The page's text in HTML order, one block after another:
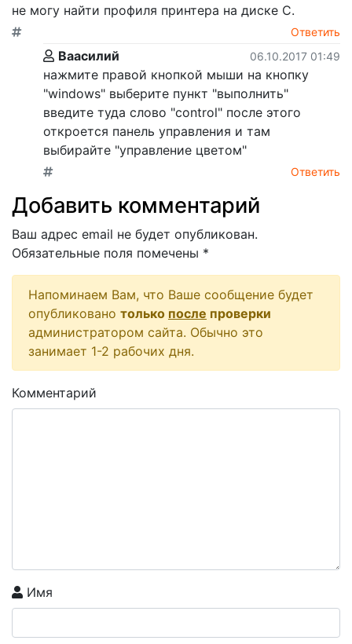
не могу найти профиля принтера на диске С.
Ответить
Ваасилий 06.10.2017 01:49
нажмите правой кнопкой мыши на кнопку
"windows" выберите пункт "выполнить"
введите туда слово "control" после этого
откроется панель управления и там
выбирайте "управление цветом"
Ответить
Добавить комментарий
Ваш адрес email не будет опубликован.
Обязательные поля помечены *
Напоминаем Вам, что Ваше сообщение будет
опубликовано только после проверки
администратором сайта. Обычно это
занимает 1-2 рабочих дня.
Комментарий
Имя